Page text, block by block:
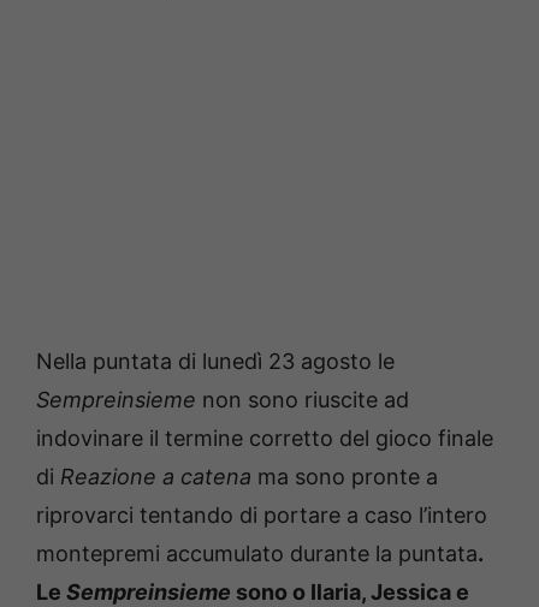
Nella puntata di lunedì 23 agosto le
Sempreinsieme non sono riuscite ad
indovinare il termine corretto del gioco finale
di Reazione a catena ma sono pronte a
riprovarci tentando di portare a caso l’intero
montepremi accumulato durante la puntata.
Le Sempreinsieme sono o Ilaria, Jessica e